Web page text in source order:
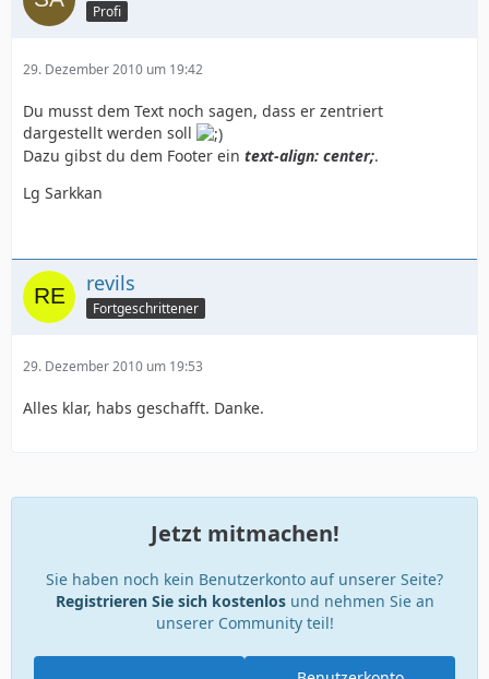
Profi
29. Dezember 2010 um 19:42
Du musst dem Text noch sagen, dass er zentriert
dargestellt werden soll
Dazu gibst du dem Footer ein text-align: center;.
Lg Sarkkan
revils
Fortgeschrittener
29. Dezember 2010 um 19:53
Alles klar, habs geschafft. Danke.
Jetzt mitmachen!
Sie haben noch kein Benutzerkonto auf unserer Seite?
Registrieren Sie sich kostenlosund nehmen Sie an
unserer Community teil!